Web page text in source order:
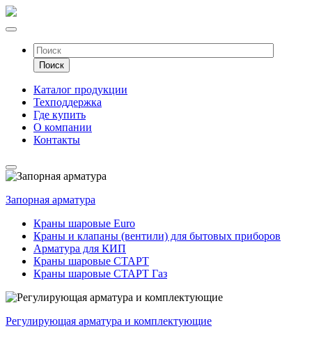
Каталог продукции
Техподдержка
Где купить
О компании
Контакты
Запорная арматура
Краны шаровые Euro
Краны и клапаны (вентили) для бытовых приборов
Арматура для КИП
Краны шаровые СТАРТ
Краны шаровые СТАРТ Газ
Регулирующая арматура и комплектующие